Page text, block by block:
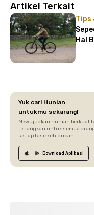
Artikel Terkait
Tips
Hal
Yuk cari Hunian
untukmu sekarang!
Mewujudkan hunian
terjangkau untuk semua
setiap fase kehidupan.
Download Aplikasi